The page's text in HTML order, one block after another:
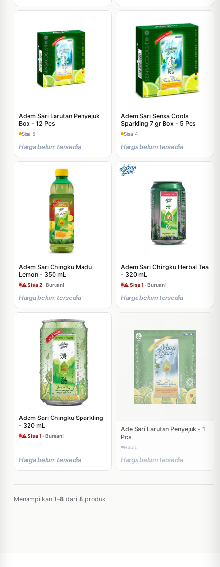
Adem Sari Larutan Penyejuk
Box - 12 Pcs
Sisa 5
Harga belum tersedia
Adem Sari Sensa Cools
Sparkling 7 gr Box - 5 Pcs
Sisa 4
Harga belum tersedia
Adem Sari Chingku Madu
Lemon - 350 mL
⚠ Sisa 2· Buruan!
Harga belum tersedia
Adem Sari Chingku Herbal Tea
- 320 mL
⚠ Sisa 1 · Buruan!
Harga belum tersedia
Adem Sari Chingku Sparkling
- 320 mL
⚠ Sisa 1 · Buruan!
Harga belum tersedia
Ade Sari Larutan Penyejuk - 1
Pcs
Habis
Harga belum tersedia
Menampilkan 1–8 dari 8 produk